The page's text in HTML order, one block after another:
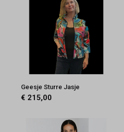
Geesje Sturre Jasje
€ 215,00